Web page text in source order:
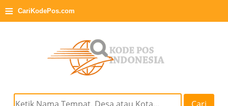
≡ CariKodePos.com
Cari